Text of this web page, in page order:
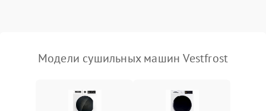
Модели сушильных машин Vestfrost